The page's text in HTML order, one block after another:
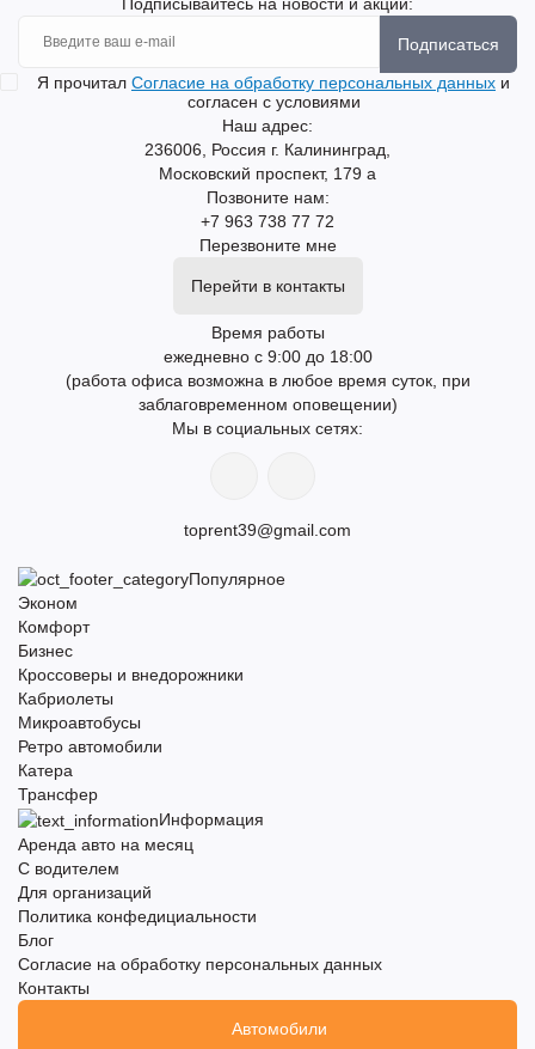
Подписаться
Я прочитал Согласие на обработку персональных данных и
согласен с условиями
Наш адрес:
236006, Россия г. Калининград,
Московский проспект, 179 а
Позвоните нам:
+7 963 738 77 72
Перезвоните мне
Перейти в контакты
Время работы
ежедневно с 9:00 до 18:00
(работа офиса возможна в любое время суток, при
заблаговременном оповещении)
Мы в социальных сетях:
toprent39@gmail.com
Популярное
Эконом
Комфорт
Бизнес
Кроссоверы и внедорожники
Кабриолеты
Микроавтобусы
Ретро автомобили
Катера
Трансфер
Информация
Аренда авто на месяц
С водителем
Для организаций
Политика конфедициальности
Блог
Согласие на обработку персональных данных
Контакты
Автомобили